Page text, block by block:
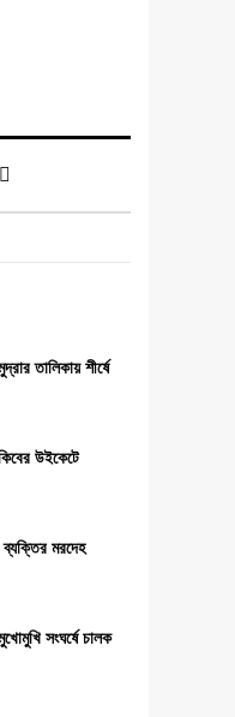
তালিকায় শীর্ষে
উইকেটে
মরদেহ
সংঘর্ষে চালক